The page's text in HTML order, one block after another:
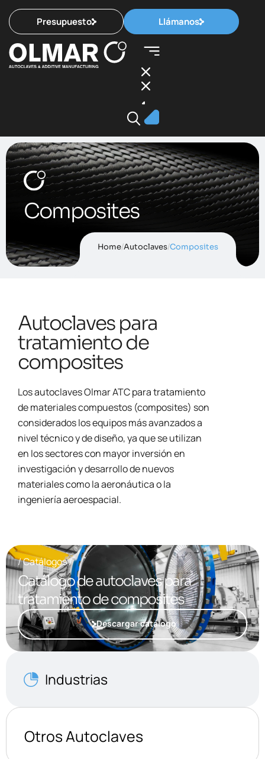
Presupuesto Llámanos
Composites
Home/Autoclaves/Composites
Autoclaves para
tratamiento de
composites
Los autoclaves Olmar ATC para tratamiento
de materiales compuestos (composites) son
considerados los equipos más avanzados a
nivel técnico y de diseño, ya que se utilizan
en los sectores con mayor inversión en
investigación y desarrollo de nuevos
materiales como la aeronáutica o la
ingeniería aeroespacial.
/ Catálogos /
Catálogo de autoclaves para
tratamiento de composites
Descargar catálogo
Industrias
Otros Autoclaves